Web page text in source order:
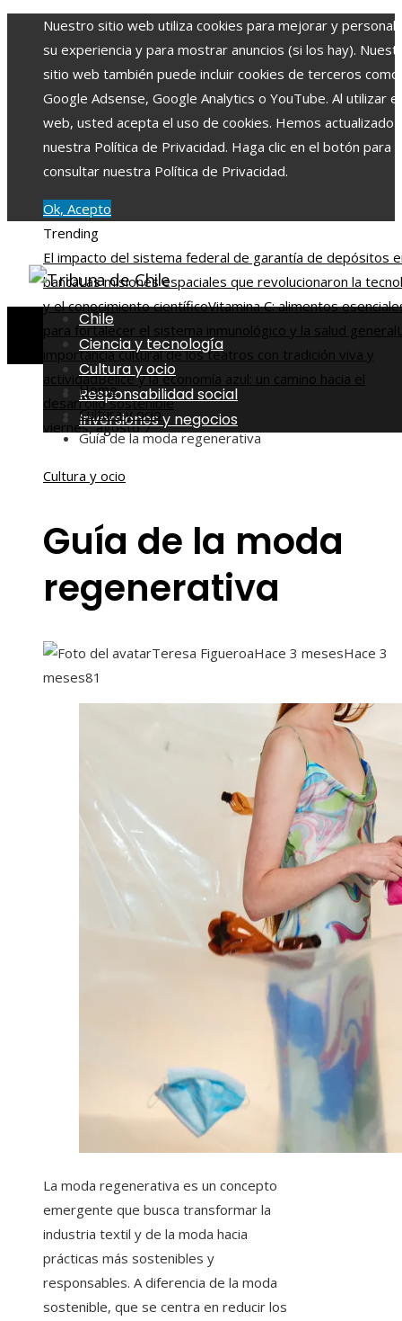
Nuestro sitio web utiliza cookies para mejorar y
su experiencia y para mostrar anuncios (si los hay).
sitio web también puede incluir cookies de terceros como
Google Adsense, Google Analytics o YouTube. Al utilizar
web, usted acepta el uso de cookies. Hemos actualizado
nuestra Política de Privacidad. Haga clic en el botón para
consultar nuestra Política de Privacidad.
Ok, Acepto
Trending
El impacto del sistema federal de garantía de depósitos
bancaLas misiones espaciales que revolucionaron la
y el conocimiento científicoVitamina C: alimentos
para fortalecer el sistema inmunológico y la salud general
importancia cultural de los teatros con tradición viva y
actividadBelice y la economía azul: un camino hacia el
desarrollo sostenible
viernes, agosto 7
Chile
Ciencia y tecnología
Cultura y ocio
Responsabilidad social
Inversiones y negocios
Home
Cultura y ocio
Guía de la moda regenerativa
Cultura y ocio
Guía de la moda
regenerativa
Teresa FigueroaHace 3 mesesHace 3
meses81
La moda regenerativa es un concepto
emergente que busca transformar la
industria textil y de la moda hacia
prácticas más sostenibles y
responsables. A diferencia de la moda
sostenible, que se centra en reducir los